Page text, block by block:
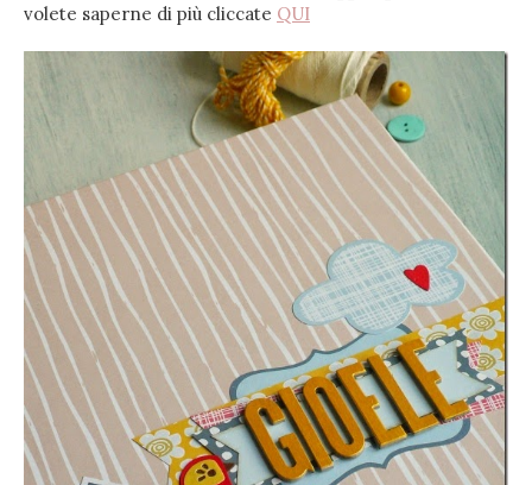
volete saperne di più cliccate QUI